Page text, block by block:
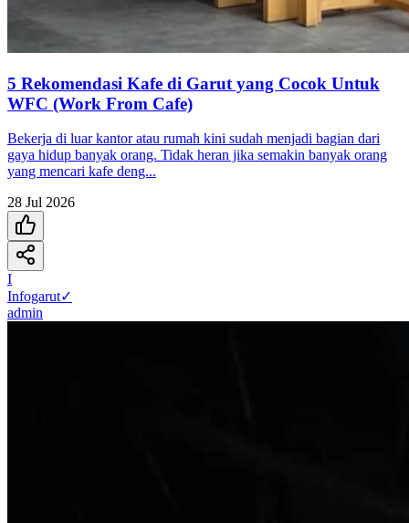
5 Rekomendasi Kafe di Garut yang Cocok Untuk
WFC (Work From Cafe)
Bekerja di luar kantor atau rumah kini sudah menjadi bagian dari
gaya hidup banyak orang. Tidak heran jika semakin banyak orang
yang mencari kafe deng...
28 Jul 2026
I
Infogarut✓
admin